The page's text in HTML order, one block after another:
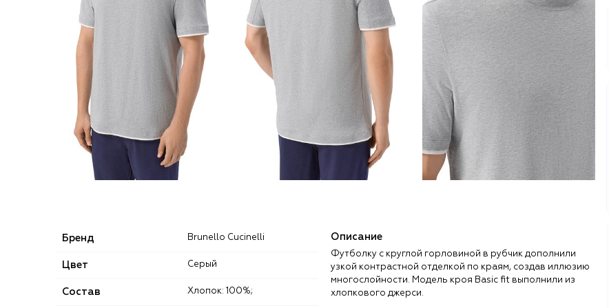
Бренд Brunello Cucinelli
Цвет Серый
Состав Хлопок: 100%;
Описание
Футболку с круглой горловиной в рубчик дополнили
узкой контрастной отделкой по краям, создав иллюзию
многослойности. Модель кроя Basic fit выполнили из
хлопкового джерси.